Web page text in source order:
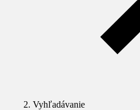
Vyhľadávanie